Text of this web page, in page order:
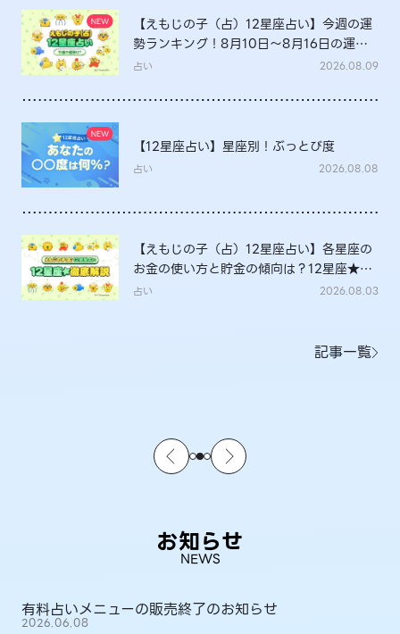
【えもじの子（占）12星座占い】今週の運
勢ランキング！8月10日～8月16日の運勢
は？
占い 2026.08.09
【12星座占い】星座別！ぶっとび度
占い 2026.08.08
【えもじの子（占）12星座占い】各星座の
お金の使い方と貯金の傾向は？12星座★徹
底解説
占い 2026.08.03
記事一覧
お知らせ
NEWS
有料占いメニューの販売終了のお知らせ
2026.06.08